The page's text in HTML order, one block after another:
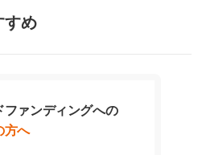
すめ
ファンディングへの
方へ